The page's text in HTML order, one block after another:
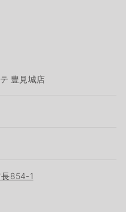
豊見城店
長854-1